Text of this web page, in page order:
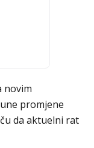
novim
promjene
da aktuelni rat